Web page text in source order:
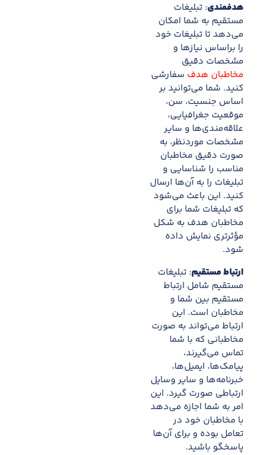
هدفمندی: تبلیغات
مستقیم به شما امکان
می‌دهد تا تبلیغات خود
را براساس نیازها و
مشخصات دقیق
مخاطبان هدف سفارشی
کنید. شما می‌توانید بر
اساس جنسیت، سن،
موقعیت جغرافیایی،
علاقه‌مندی‌ها و سایر
مشخصات موردنظر، به
صورت دقیق مخاطبان
مناسب را شناسایی و
تبلیغات را به آن‌ها ارسال
کنید. این باعث می‌شود
که تبلیغات شما برای
مخاطبان هدف به شکل
مؤثرتری نمایش داده
شود.
ارتباط مستقیم: تبلیغات
مستقیم شامل ارتباط
مستقیم بین شما و
مخاطبان است. این
ارتباط می‌تواند به صورت
مخاطبانی که با شما
تماس می‌گیرند،
پیامک‌ها، ایمیل‌ها،
خبرنامه‌ها و سایر وسایل
ارتباطی صورت گیرد. این
امر به شما اجازه می‌دهد
با مخاطبان خود در
تعامل بوده و برای آن‌ها
پاسخگو باشید.